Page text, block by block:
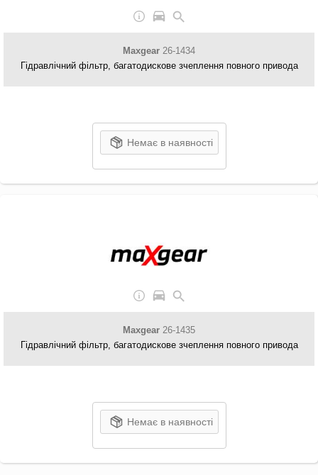
Maxgear 26-1434
Гідравлічний фільтр, багатодискове зчеплення повного привода
Немає в наявності
Maxgear 26-1435
Гідравлічний фільтр, багатодискове зчеплення повного привода
Немає в наявності